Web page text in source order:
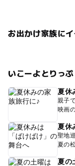
お出かけ家族に
いこーよとりっ
夏休
親子
映画
夏休
聖地
夏の
夏の